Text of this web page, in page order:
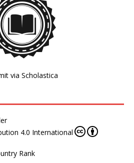
via Scholastica
4.0 International